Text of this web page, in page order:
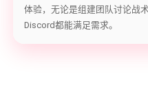
体验，无论是组建团队讨论战
Discord都能满足需求。